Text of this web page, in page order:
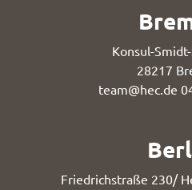
Konsul-
28217
team@hec.de
Friedrichstraße 230/